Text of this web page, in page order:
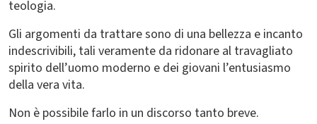
teologia.
Gli argomenti da trattare sono di una bellezza e incanto
indescrivibili, tali veramente da ridonare al travagliato
spirito dell’uomo moderno e dei giovani l’entusiasmo
della vera vita.
Non è possibile farlo in un discorso tanto breve.